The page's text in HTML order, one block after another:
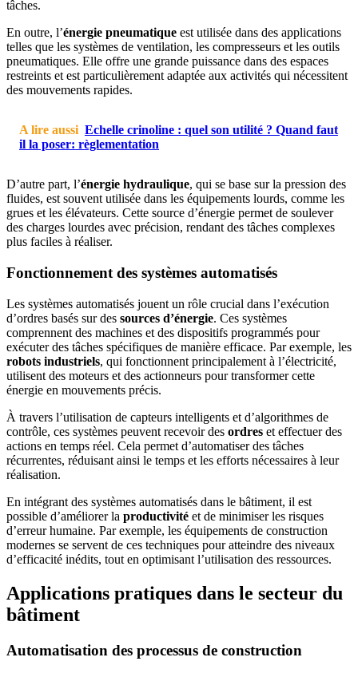
tâches.
En outre, l’énergie pneumatique est utilisée dans des applications
telles que les systèmes de ventilation, les compresseurs et les outils
pneumatiques. Elle offre une grande puissance dans des espaces
restreints et est particulièrement adaptée aux activités qui nécessitent
des mouvements rapides.
A lire aussi Echelle crinoline : quel son utilité ? Quand faut
il la poser: règlementation
D’autre part, l’énergie hydraulique, qui se base sur la pression des
fluides, est souvent utilisée dans les équipements lourds, comme les
grues et les élévateurs. Cette source d’énergie permet de soulever
des charges lourdes avec précision, rendant des tâches complexes
plus faciles à réaliser.
Fonctionnement des systèmes automatisés
Les systèmes automatisés jouent un rôle crucial dans l’exécution
d’ordres basés sur des sources d’énergie. Ces systèmes
comprennent des machines et des dispositifs programmés pour
exécuter des tâches spécifiques de manière efficace. Par exemple, les
robots industriels, qui fonctionnent principalement à l’électricité,
utilisent des moteurs et des actionneurs pour transformer cette
énergie en mouvements précis.
À travers l’utilisation de capteurs intelligents et d’algorithmes de
contrôle, ces systèmes peuvent recevoir des ordres et effectuer des
actions en temps réel. Cela permet d’automatiser des tâches
récurrentes, réduisant ainsi le temps et les efforts nécessaires à leur
réalisation.
En intégrant des systèmes automatisés dans le bâtiment, il est
possible d’améliorer la productivité et de minimiser les risques
d’erreur humaine. Par exemple, les équipements de construction
modernes se servent de ces techniques pour atteindre des niveaux
d’efficacité inédits, tout en optimisant l’utilisation des ressources.
Applications pratiques dans le secteur du
bâtiment
Automatisation des processus de construction